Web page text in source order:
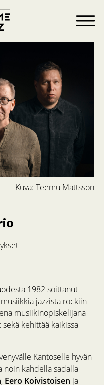
Kuva: Teemu Mattsson
1982 soittanut
jazzista rockiin
musiikinopiskelijana
kehittää kaikissa
Kantoselle hyvän
noin kahdella sadalla
, Eero Koivistoisen ja